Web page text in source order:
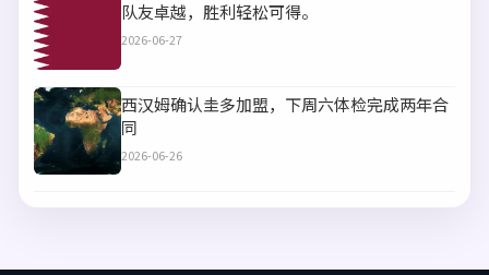
队友卓越，胜利轻松可得。
2026-06-27
西汉姆确认圭多加盟，下周六体检完成两年合
同
2026-06-26